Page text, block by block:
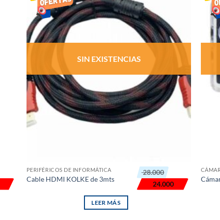
DESEOS
SIN EXISTENCIAS
PERIFÉRICOS DE INFORMÁTICA
Cable HDMI KOLKE de 3mts
28.000
El
precio
original
era:
24.000
El
precio
actual
es:
LEER MÁS